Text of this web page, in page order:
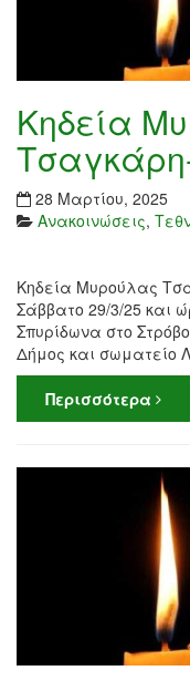
Κηδεία
28 Μαρτίου, 2025
Ανακοινώσεις,
Κηδεία Μυρούλας
Σάββατο 29/3/25 και
Σπυρίδωνα στο
Δήμος και σωματείο
Περισσότερα